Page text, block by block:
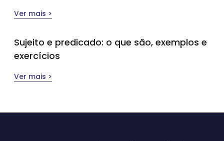
Ver mais >
Sujeito e predicado: o que são, exemplos e
exercícios
Ver mais >